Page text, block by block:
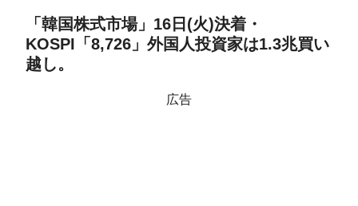
「韓国株式市場」16日(火)決着・
KOSPI「8,726」外国人投資家は1.3兆買い
越し。
広告